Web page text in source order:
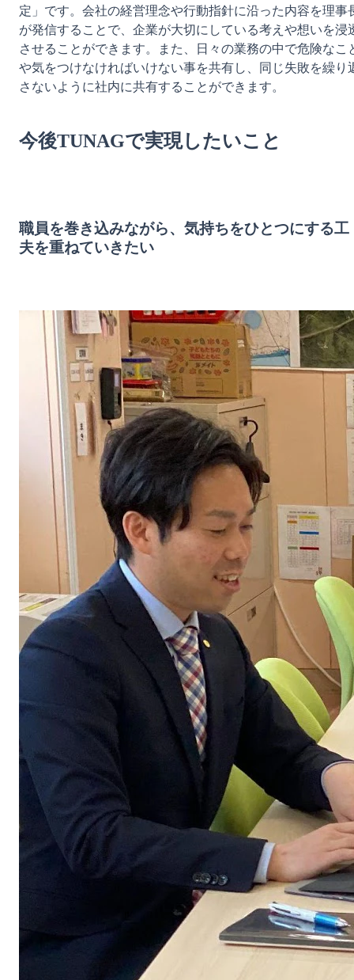
定」です。会社の経営理念や行動指針に沿った内容を理事
が発信することで、企業が大切にしている考えや想いを浸
させることができます。また、日々の業務の中で危険なこ
や気をつけなければいけない事を共有し、同じ失敗を繰り
さないように社内に共有することができます。
今後TUNAGで実現したいこと
職員を巻き込みながら、気持ちをひとつにする工
夫を重ねていきたい